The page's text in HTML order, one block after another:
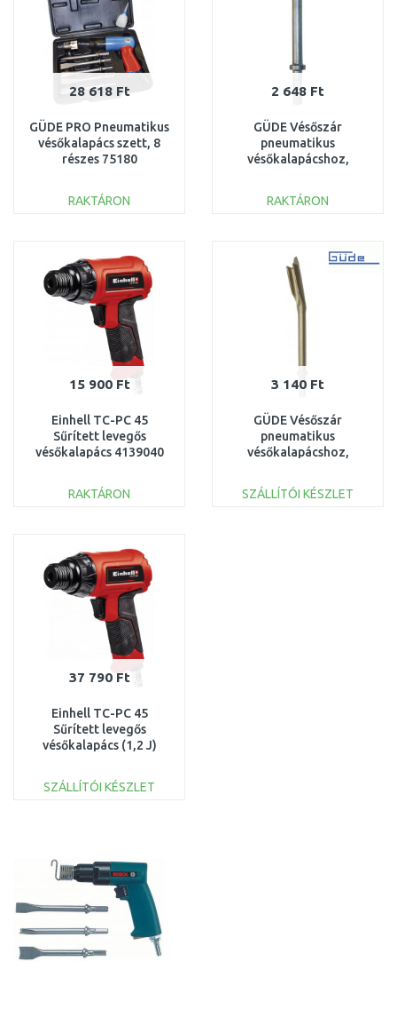
28 618 Ft
GÜDE PRO Pneumatikus
vésőkalapács szett, 8
részes 75180
RAKTÁRON
Összehasonlítás
2 648 Ft
GÜDE Vésőszár
pneumatikus
vésőkalapácshoz,
RAKTÁRON
Összehasonlítás
15 900 Ft
Einhell TC-PC 45
Sűrített levegős
vésőkalapács 4139040
RAKTÁRON
Összehasonlítás
3 140 Ft
GÜDE Vésőszár
pneumatikus
vésőkalapácshoz,
40073
SZÁLLÍTÓI KÉSZLET
37 790 Ft
Einhell TC-PC 45
Sűrített levegős
vésőkalapács (1,2 J)
SZÁLLÍTÓI KÉSZLET